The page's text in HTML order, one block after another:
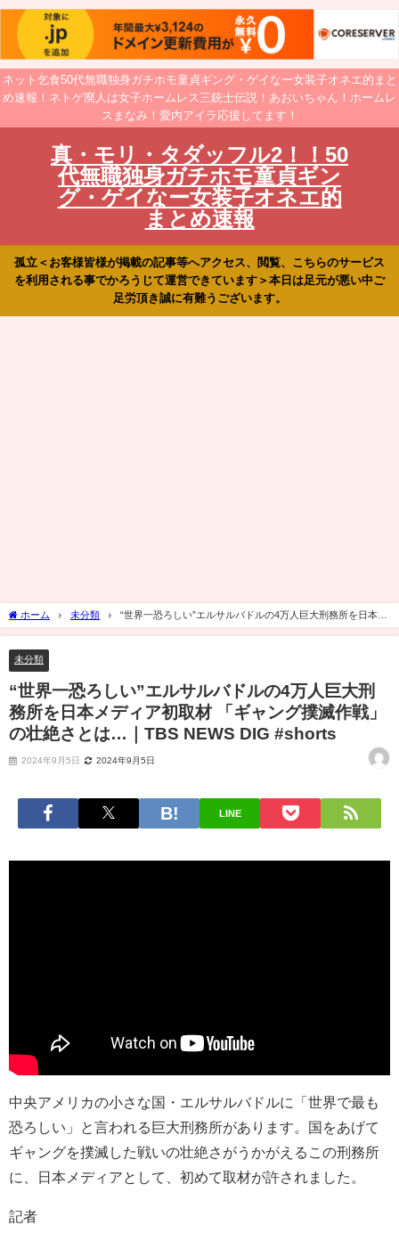
ネット乞食50代無職独身ガチホモ童貞ギング・ゲイなー女装子オネエ的まと
め速報！ネトゲ廃人は女子ホームレス三銃士伝説！あおいちゃん！ホームレ
スまなみ！愛内アイラ応援してます！
真・モリ・タダッフル2！！50
代無職独身ガチホモ童貞ギン
グ・ゲイなー女装子オネエ的
まとめ速報
孤立＜お客様皆様が掲載の記事等へアクセス、閲覧、こちらのサービス
を利用される事でかろうじて運営できています＞本日は足元が悪い中ご
足労頂き誠に有難うございます。
ホーム 未分類
“世界一恐ろしい”エルサルバドルの4万人巨大刑務所を日本メ
ディア初取材 「ギャング撲滅作戦」の壮絶さとは…｜TBS NEWS DIG #shorts
未分類
“世界一恐ろしい”エルサルバドルの4万人巨大刑
務所を日本メディア初取材 「ギャング撲滅作戦」
の壮絶さとは…｜TBS NEWS DIG #shorts
2024年9月5日 2024年9月5日
LINE
中央アメリカの小さな国・エルサルバドルに「世界で最も
恐ろしい」と言われる巨大刑務所があります。国をあげて
ギャングを撲滅した戦いの壮絶さがうかがえるこの刑務所
に、日本メディアとして、初めて取材が許されました。
記者